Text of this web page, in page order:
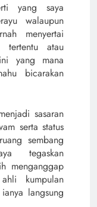
yang saya
walaupun
menyertai
tertentu atau
yang mana
bicarakan
sasaran
serta status
sembang
tegaskan
menganggap
kumpulan
langsung